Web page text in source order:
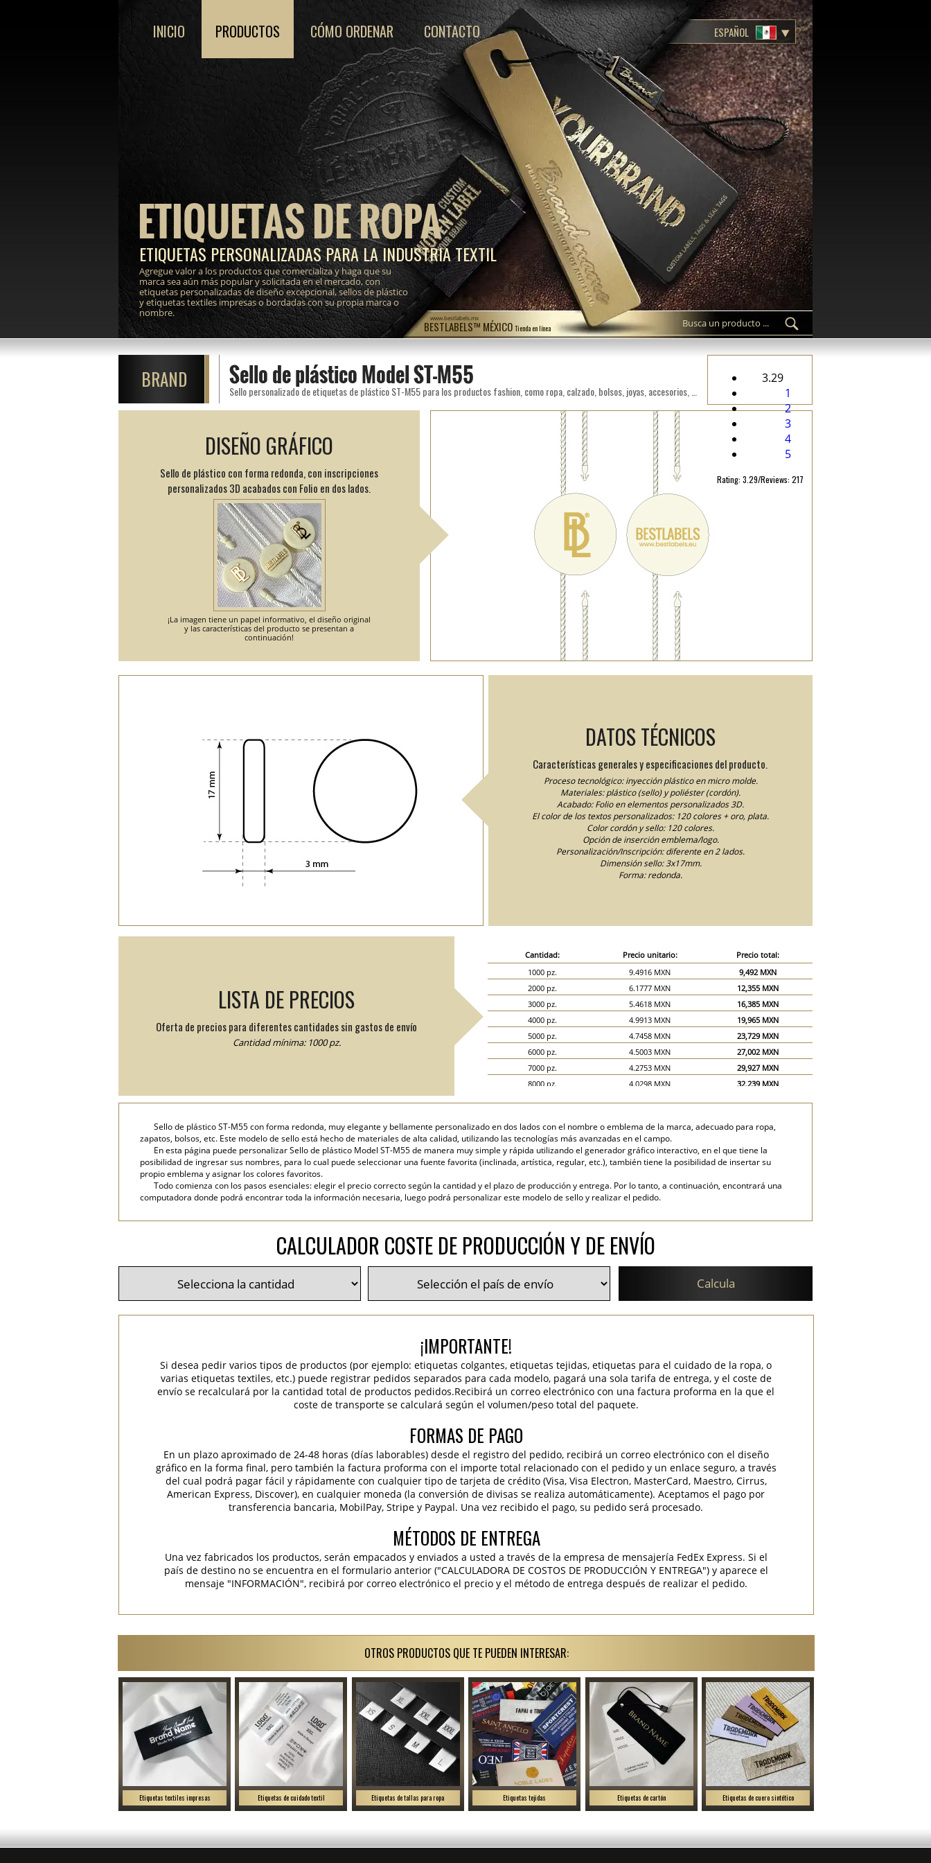
BESTLABELS™ MÉXICO Tienda en línea
www.bestlabels.mx
ETIQUETAS DE ROPA
ETIQUETAS PERSONALIZADAS PARA LA INDUSTRIA TEXTIL
Agregue valor a los productos que comercializa y haga que su
marca sea aún más popular y solicitada en el mercado, con
etiquetas personalizadas de diseño excepcional, sellos de plástico
y etiquetas textiles impresas o bordadas con su propia marca o
nombre.
INICIO PRODUCTOS CÓMO ORDENAR CONTACTO ESPAÑOL
BRAND Sello de plástico Model ST-M55
3.29
1
2
3
4
5
Rating: 3.29/Reviews: 217
DISEÑO GRÁFICO
Sello de plástico con forma redonda, con inscripciones
personalizados 3D acabados con Folio en dos lados.
¡La imagen tiene un papel informativo, el diseño original
y las características del producto se presentan a
continuación!
DATOS TÉCNICOS
Características generales y especificaciones del producto.
Proceso tecnológico: inyección plástico en micro molde.
Materiales: plástico (sello) y poliéster (cordón).
Acabado: Folio en elementos personalizados 3D.
El color de los textos personalizados: 120 colores + oro, plata.
Color cordón y sello: 120 colores.
Opción de inserción emblema/logo.
Personalización/Inscripción: diferente en 2 lados.
Dimensión sello: 3x17mm.
Forma: redonda.
LISTA DE PRECIOS
Oferta de precios para diferentes cantidades sin gastos de envío
Cantidad mínima: 1000 pz.
Cantidad: Precio unitario:
Precio total:
1000 pz.
9.4916 MXN
9,492 MXN
2000 pz.
6.1777 MXN
12,355 MXN
3000 pz.
5.4618 MXN
16,385 MXN
4000 pz.
4.9913 MXN
19,965 MXN
5000 pz.
4.7458 MXN
23,729 MXN
6000 pz.
4.5003 MXN
27,002 MXN
7000 pz.
4.2753 MXN
29,927 MXN
8000 pz.
4.0298 MXN
32,239 MXN
15000 pz.
3.0889 MXN
46,333 MXN
20000 pz.
2.8434 MXN 56,868 MXN
Sello de plástico ST-M55 con forma redonda, muy elegante y bellamente personalizado en dos lados con el nombre o emblema de la marca, adecuado para ropa,
zapatos, bolsos, etc. Este modelo de sello está hecho de materiales de alta calidad, utilizando las tecnologías más avanzadas en el campo.
En esta página puede personalizar Sello de plástico Model ST-M55 de manera muy simple y rápida utilizando el generador gráfico interactivo, en el que tiene la
posibilidad de ingresar sus nombres, para lo cual puede seleccionar una fuente favorita (inclinada, artística, regular, etc.), también tiene la posibilidad de insertar su
propio emblema y asignar los colores favoritos.
Todo comienza con los pasos esenciales: elegir el precio correcto según la cantidad y el plazo de producción y entrega. Por lo tanto, a continuación, encontrará una
computadora donde podrá encontrar toda la información necesaria, luego podrá personalizar este modelo de sello y realizar el pedido.
CALCULADOR COSTE DE PRODUCCIÓN Y DE ENVÍO
Calcula
¡IMPORTANTE!
Si desea pedir varios tipos de productos (por ejemplo: etiquetas colgantes, etiquetas tejidas, etiquetas para el cuidado de la ropa, o
varias etiquetas textiles, etc.) puede registrar pedidos separados para cada modelo, pagará una sola tarifa de entrega, y el coste de
envío se recalculará por la cantidad total de productos pedidos.Recibirá un correo electrónico con una factura proforma en la que el
coste de transporte se calculará según el volumen/peso total del paquete.
FORMAS DE PAGO
En un plazo aproximado de 24-48 horas (días laborables) desde el registro del pedido, recibirá un correo electrónico con el diseño
gráfico en la forma final, pero también la factura proforma con el importe total relacionado con el pedido y un enlace seguro, a través
del cual podrá pagar fácil y rápidamente con cualquier tipo de tarjeta de crédito (Visa, Visa Electron, MasterCard, Maestro, Cirrus,
American Express, Discover), en cualquier moneda (la conversión de divisas se realiza automáticamente). Aceptamos el pago por
transferencia bancaria, MobilPay, Stripe y Paypal. Una vez recibido el pago, su pedido será procesado.
MÉTODOS DE ENTREGA
Una vez fabricados los productos, serán empacados y enviados a usted a través de la empresa de mensajería FedEx Express. Si el
país de destino no se encuentra en el formulario anterior ("CALCULADORA DE COSTOS DE PRODUCCIÓN Y ENTREGA") y aparece el
mensaje "INFORMACIÓN", recibirá por correo electrónico el precio y el método de entrega después de realizar el pedido.
OTROS PRODUCTOS QUE TE PUEDEN INTERESAR:
Etiquetas textiles impresas Etiquetas de cuidado textil Etiquetas de tallas para ropa Etiquetas tejidas Etiquetas de cartón Etiquetas de cuero sintético